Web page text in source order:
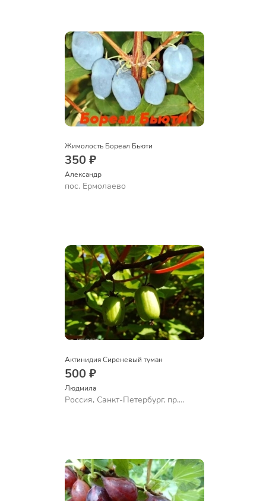
Жимолость Бореал Бьюти
350 ₽
Александр
пос. Ермолаево
Актинидия Сиреневый туман
500 ₽
Людмила
Россия, Санкт-Петербург, пр.